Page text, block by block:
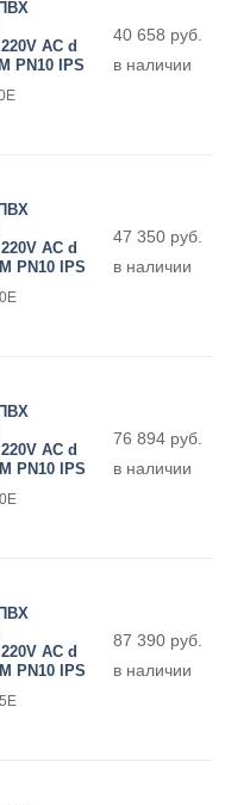
AC d
PN10 IPS
40 658 руб.
в наличии
AC d
PN10 IPS
47 350 руб.
в наличии
AC d
PN10 IPS
76 894 руб.
в наличии
AC d
PN10 IPS
87 390 руб.
в наличии